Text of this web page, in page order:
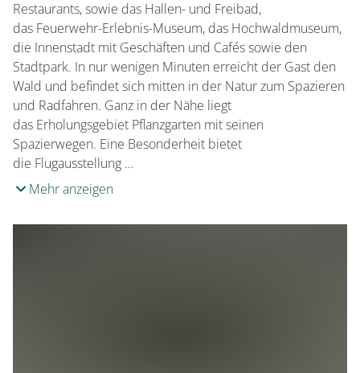
Restaurants, sowie das Hallen- und Freibad,
das Feuerwehr-Erlebnis-Museum, das Hochwaldmuseum,
die Innenstadt mit Geschäften und Cafés sowie den
Stadtpark. In nur wenigen Minuten erreicht der Gast den
Wald und befindet sich mitten in der Natur zum Spazieren
und Radfahren. Ganz in der Nähe liegt
das Erholungsgebiet Pflanzgarten mit seinen
Spazierwegen. Eine Besonderheit bietet
die Flugausstellung …
Mehr anzeigen